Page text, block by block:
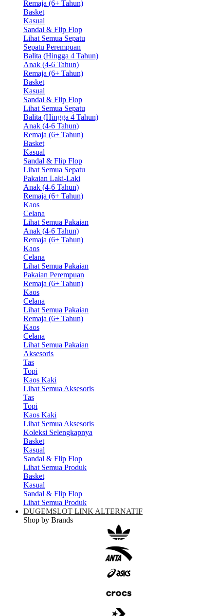
Remaja (6+ Tahun)
Basket
Kasual
Sandal & Flip Flop
Lihat Semua Sepatu
Sepatu Perempuan
Balita (Hingga 4 Tahun)
Anak (4-6 Tahun)
Remaja (6+ Tahun)
Basket
Kasual
Sandal & Flip Flop
Lihat Semua Sepatu
Balita (Hingga 4 Tahun)
Anak (4-6 Tahun)
Remaja (6+ Tahun)
Basket
Kasual
Sandal & Flip Flop
Lihat Semua Sepatu
Pakaian Laki-Laki
Anak (4-6 Tahun)
Remaja (6+ Tahun)
Kaos
Celana
Lihat Semua Pakaian
Anak (4-6 Tahun)
Remaja (6+ Tahun)
Kaos
Celana
Lihat Semua Pakaian
Pakaian Perempuan
Remaja (6+ Tahun)
Kaos
Celana
Lihat Semua Pakaian
Remaja (6+ Tahun)
Kaos
Celana
Lihat Semua Pakaian
Aksesoris
Tas
Topi
Kaos Kaki
Lihat Semua Aksesoris
Tas
Topi
Kaos Kaki
Lihat Semua Aksesoris
Koleksi Selengkapnya
Basket
Kasual
Sandal & Flip Flop
Lihat Semua Produk
Basket
Kasual
Sandal & Flip Flop
Lihat Semua Produk
DUGEMSLOT LINK ALTERNATIF
Shop by Brands